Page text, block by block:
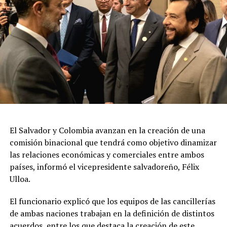
El Salvador y Colombia avanzan en la creación de una
comisión binacional que tendrá como objetivo dinamizar
las relaciones económicas y comerciales entre ambos
países, informó el vicepresidente salvadoreño, Félix
Ulloa.
El funcionario explicó que los equipos de las cancillerías
de ambas naciones trabajan en la definición de distintos